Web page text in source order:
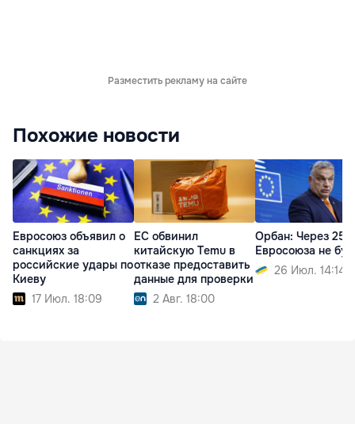
Разместить рекламу на сайте
Похожие новости
Евросоюз объявил о
санкциях за
российские удары по
Киеву
17 Июл. 18:09
ЕС обвинил
китайскую Temu в
отказе предоставить
данные для проверки
2 Авг. 18:00
Орбан: Через 25
Евросоюза не
26 Июл. 14:14